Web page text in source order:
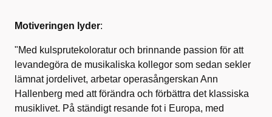
Motiveringen lyder:
"Med kulsprutekoloratur och brinnande passion för att
levandegöra de musikaliska kollegor som sedan sekler
lämnat jordelivet, arbetar operasångerskan Ann
Hallenberg med att förändra och förbättra det klassiska
musiklivet. På ständigt resande fot i Europa, med